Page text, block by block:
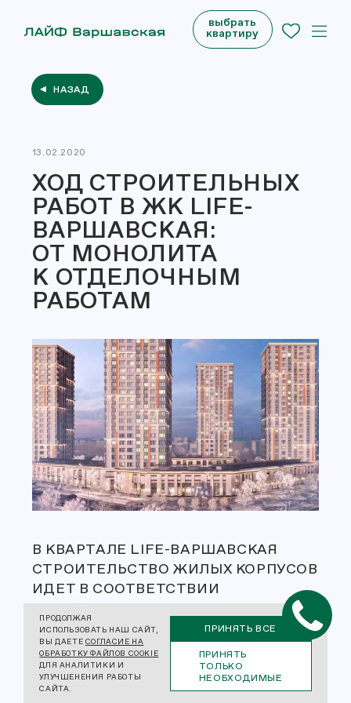
НАЗАД
13.02.2020
ХОД СТРОИТЕЛЬНЫХ
РАБОТ В ЖК LIFE-
ВАРШАВСКАЯ:
ОТ МОНОЛИТА
К ОТДЕЛОЧНЫМ
РАБОТАМ
В КВАРТАЛЕ LIFE-ВАРШАВСКАЯ
СТРОИТЕЛЬСТВО ЖИЛЫХ КОРПУСОВ
ИДЕТ В СООТВЕТСТВИИ
С ГРАФИКОМ.
В БАШНЯХ Б1, Б3, Б4, Б5, Б6 И Б7
ЗАВЕРШЕНЫ МОНОЛИТНЫЕ РАБОТЫ
И УСТРОЙСТВО КРОВЛИ, ИДЕТ
выбрать
квартиру
ПРОДОЛЖАЯ
ИСПОЛЬЗОВАТЬ НАШ САЙТ,
ВЫ ДАЕТЕ СОГЛАСИЕ НА
ОБРАБОТКУ ФАЙЛОВ COOKIE
ДЛЯ АНАЛИТИКИ И
УЛУЧШЕНЕНИЯ РАБОТЫ
САЙТА.
ПРИНЯТЬ ВСЕ
ПРИНЯТЬ
ТОЛЬКО
НЕОБХОДИМЫЕ